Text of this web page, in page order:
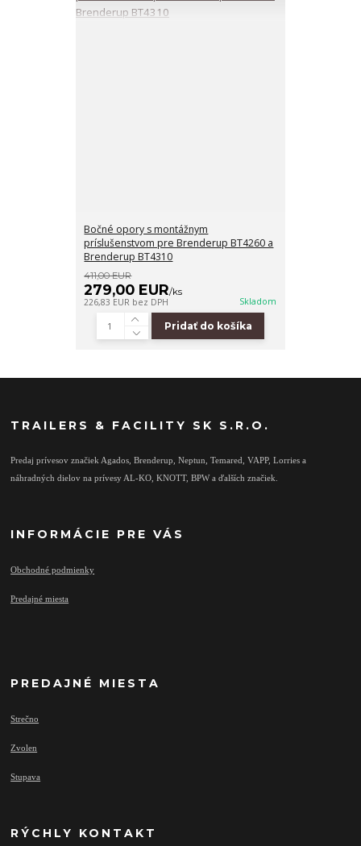
Bočné opory s montážnym
príslušenstvom pre Brenderup BT4260 a
Brenderup BT4310
411,00 EUR
279,00 EUR/ks
226,83 EUR bez DPH Skladom
Pridať do košíka
TRAILERS & FACILITY SK S.R.O.
Predaj prívesov značiek Agados, Brenderup, Neptun, Temared, VAPP, Lorries a
náhradných dielov na prívesy AL-KO, KNOTT, BPW a ďalších značiek.
INFORMÁCIE PRE VÁS
Obchodné podmienky
Predajné miesta
PREDAJNÉ MIESTA
Strečno
Zvolen
Stupava
RÝCHLY KONTAKT